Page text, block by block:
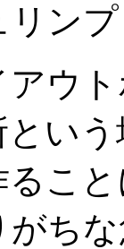
リンプ
アウ
とい
るこ
がち